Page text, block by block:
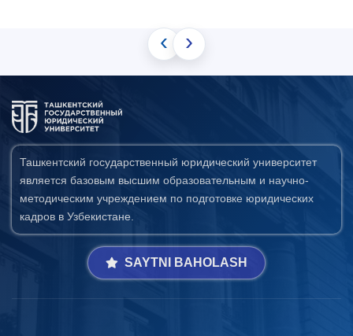
‹ ›
Ташкентский государственный юридический университет
является базовым высшим образовательным и научно-
методическим учреждением по подготовке юридических
кадров в Узбекистане.
SAYTNI BAHOLASH